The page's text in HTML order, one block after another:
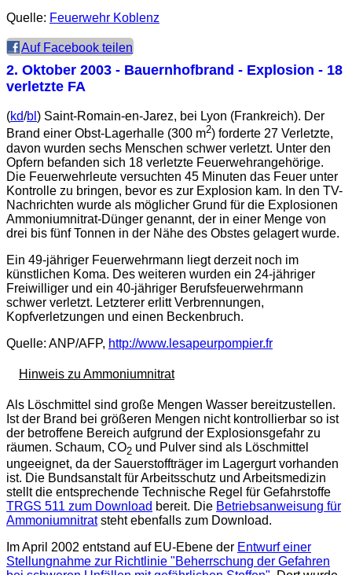
Quelle: Feuerwehr Koblenz
Auf Facebook teilen
2. Oktober 2003 - Bauernhofbrand - Explosion - 18
verletzte FA
(kd/bl ) Saint-Romain-en-Jarez, bei Lyon (Frankreich). Der
Brand einer Obst-Lagerhalle (300 m2) forderte 27 Verletzte,
davon wurden sechs Menschen schwer verletzt. Unter den
Opfern befanden sich 18 verletzte Feuerwehrangehörige.
Die Feuerwehrleute versuchten 45 Minuten das Feuer unter
Kontrolle zu bringen, bevor es zur Explosion kam. In den TV-
Nachrichten wurde als möglicher Grund für die Explosionen
Ammoniumnitrat-Dünger genannt, der in einer Menge von
drei bis fünf Tonnen in der Nähe des Obstes gelagert wurde.
Ein 49-jähriger Feuerwehrmann liegt derzeit noch im
künstlichen Koma. Des weiteren wurden ein 24-jähriger
Freiwilliger und ein 40-jähriger Berufsfeuerwehrmann
schwer verletzt. Letzterer erlitt Verbrennungen,
Kopfverletzungen und einen Beckenbruch.
Quelle: ANP/AFP, http://www.lesapeurpompier.fr
Hinweis zu Ammoniumnitrat
Als Löschmittel sind große Mengen Wasser bereitzustellen.
Ist der Brand bei größeren Mengen nicht kontrollierbar so ist
der betroffene Bereich aufgrund der Explosionsgefahr zu
räumen. Schaum, CO2 und Pulver sind als Löschmittel
ungeeignet, da der Sauerstoffträger im Lagergurt vorhanden
ist. Die Bundsanstalt für Arbeitsschutz und Arbeitsmedizin
stellt die entsprechende Technische Regel für Gefahrstoffe
TRGS 511 zum Download bereit. Die Betriebsanweisung für
Ammoniumnitratsteht ebenfalls zum Download.
Im April 2002 entstand auf EU-Ebene der Entwurf einer
Stellungnahme zur Richtlinie "Beherrschung der Gefahren